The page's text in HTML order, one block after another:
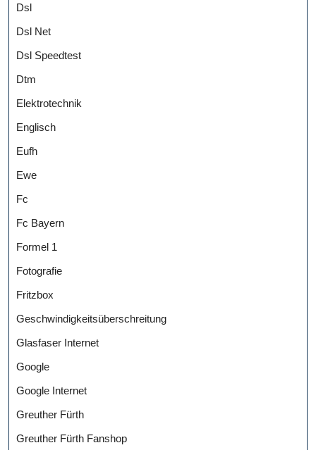
Dsl
Dsl Net
Dsl Speedtest
Dtm
Elektrotechnik
Englisch
Eufh
Ewe
Fc
Fc Bayern
Formel 1
Fotografie
Fritzbox
Geschwindigkeitsüberschreitung
Glasfaser Internet
Google
Google Internet
Greuther Fürth
Greuther Fürth Fanshop